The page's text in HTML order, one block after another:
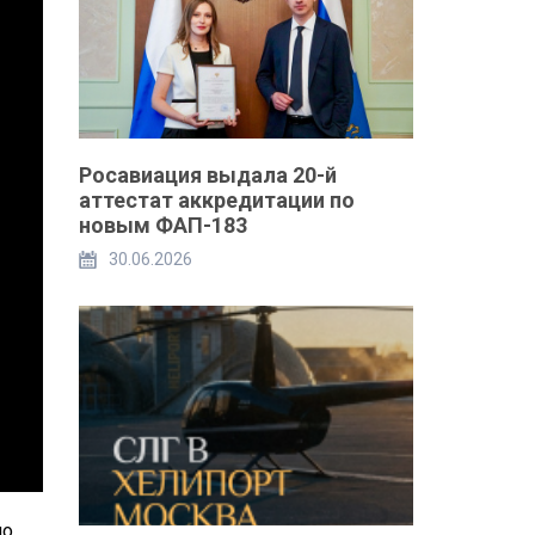
Росавиация выдала 20-й
аттестат аккредитации по
новым ФАП-183
30.06.2026